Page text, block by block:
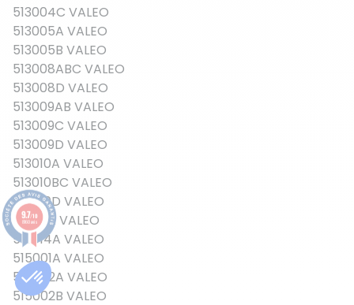
513004C VALEO
513005A VALEO
513005B VALEO
513008ABC VALEO
513008D VALEO
513009AB VALEO
513009C VALEO
513009D VALEO
513010A VALEO
513010BC VALEO
513010D VALEO
513011A VALEO
513014A VALEO
515001A VALEO
515002A VALEO
515002B VALEO
9.7/10
8160 avis